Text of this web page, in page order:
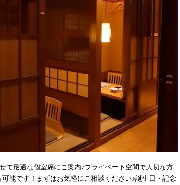
て最適な個室席にご案内♪プライベート空間で大切な方
能です！まずはお気軽にご相談ください♪誕生日・記念